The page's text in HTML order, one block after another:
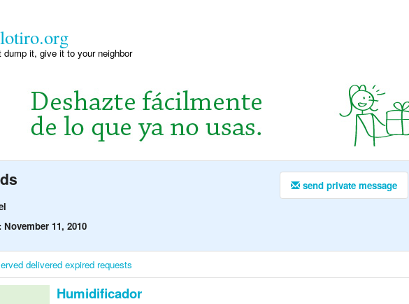
dump it, give it to your neighbor
send private message
11, 2010
delivered expired requests
Humidificador